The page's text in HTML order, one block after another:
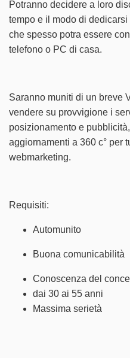
Potranno decidere a loro
tempo e il modo di dedicarsi
che spesso potra essere
telefono o PC di casa.
Saranno muniti di un breve
vendere su provvigione i
posizionamento e
aggiornamenti a 360 c° per
webmarketing.
Requisiti:
Automunito
Buona comunicabilità
Conoscenza del
dai 30 ai 55 anni
Massima serietà